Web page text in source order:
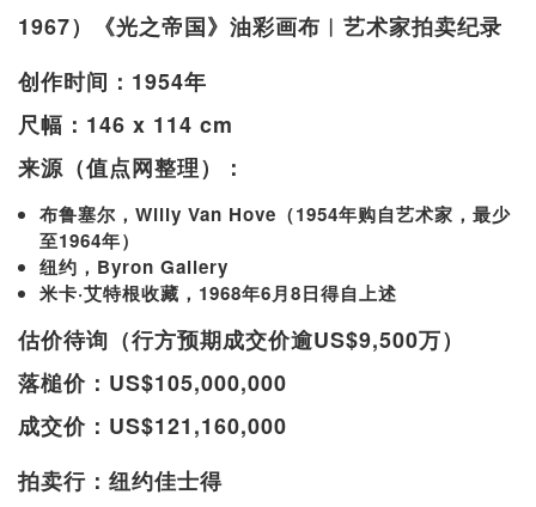
1967）《光之帝国》油彩画布︱艺术家拍卖纪录
创作时间：1954年
尺幅：146 x 114 cm
来源（值点网整理）：
布鲁塞尔，Willy Van Hove（1954年购自艺术家，最少
至1964年）
纽约，Byron Gallery
米卡·艾特根收藏，1968年6月8日得自上述
估价待询（行方预期成交价逾US$9,500万）
落槌价：US$105,000,000
成交价：US$121,160,000
拍卖行：纽约佳士得